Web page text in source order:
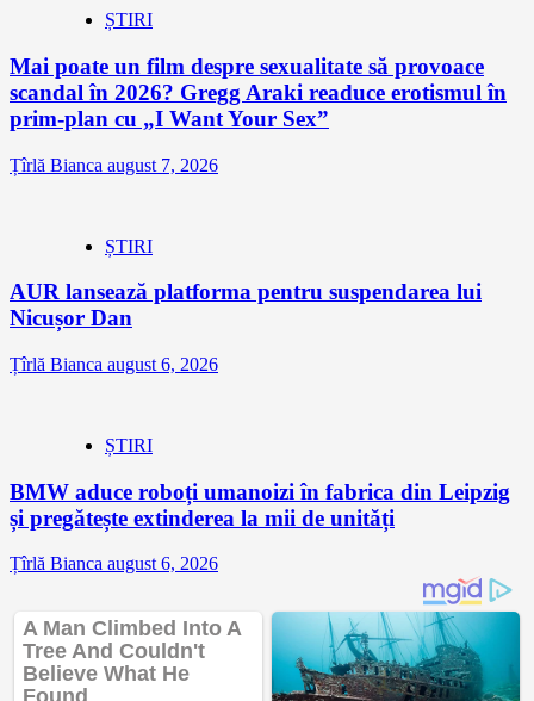
ȘTIRI
Mai poate un film despre sexualitate să provoace
scandal în 2026? Gregg Araki readuce erotismul în
prim-plan cu „I Want Your Sex”
Țîrlă Bianca august 7, 2026
ȘTIRI
AUR lansează platforma pentru suspendarea lui
Nicușor Dan
Țîrlă Bianca august 6, 2026
ȘTIRI
BMW aduce roboți umanoizi în fabrica din Leipzig
și pregătește extinderea la mii de unități
Țîrlă Bianca august 6, 2026